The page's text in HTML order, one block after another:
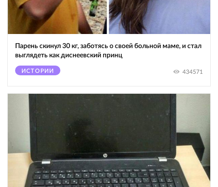
Парень скинул 30 кг, заботясь о своей больной маме, и стал
выглядеть как диснеевский принц
ИСТОРИИ 434571